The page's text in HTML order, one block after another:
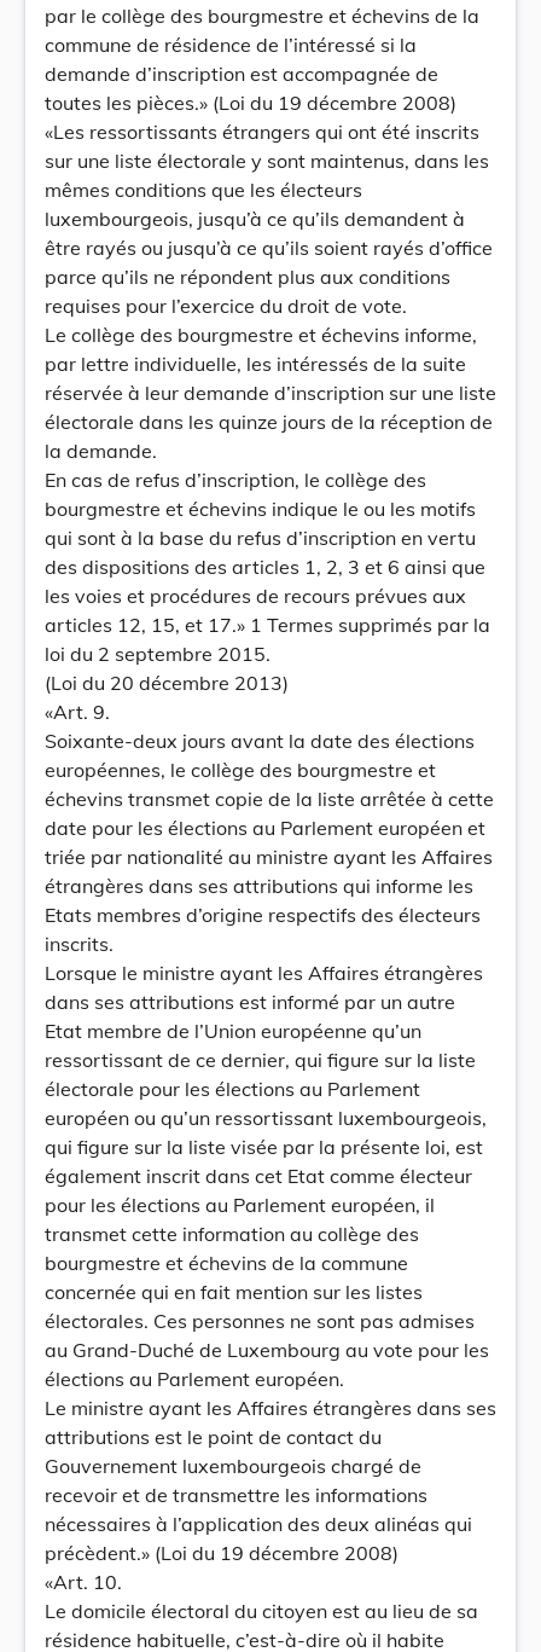
par le collège des bourgmestre et échevins de la
commune de résidence de l’intéressé si la
demande d’inscription est accompagnée de
toutes les pièces.» (Loi du 19 décembre 2008)
«Les ressortissants étrangers qui ont été inscrits
sur une liste électorale y sont maintenus, dans les
mêmes conditions que les électeurs
luxembourgeois, jusqu’à ce qu’ils demandent à
être rayés ou jusqu’à ce qu’ils soient rayés d’office
parce qu’ils ne répondent plus aux conditions
requises pour l’exercice du droit de vote.
Le collège des bourgmestre et échevins informe,
par lettre individuelle, les intéressés de la suite
réservée à leur demande d’inscription sur une liste
électorale dans les quinze jours de la réception de
la demande.
En cas de refus d’inscription, le collège des
bourgmestre et échevins indique le ou les motifs
qui sont à la base du refus d’inscription en vertu
des dispositions des articles 1, 2, 3 et 6 ainsi que
les voies et procédures de recours prévues aux
articles 12, 15, et 17.» 1 Termes supprimés par la
loi du 2 septembre 2015.
(Loi du 20 décembre 2013)
«Art. 9.
Soixante-deux jours avant la date des élections
européennes, le collège des bourgmestre et
échevins transmet copie de la liste arrêtée à cette
date pour les élections au Parlement européen et
triée par nationalité au ministre ayant les Affaires
étrangères dans ses attributions qui informe les
Etats membres d’origine respectifs des électeurs
inscrits.
Lorsque le ministre ayant les Affaires étrangères
dans ses attributions est informé par un autre
Etat membre de l’Union européenne qu’un
ressortissant de ce dernier, qui figure sur la liste
électorale pour les élections au Parlement
européen ou qu’un ressortissant luxembourgeois,
qui figure sur la liste visée par la présente loi, est
également inscrit dans cet Etat comme électeur
pour les élections au Parlement européen, il
transmet cette information au collège des
bourgmestre et échevins de la commune
concernée qui en fait mention sur les listes
électorales. Ces personnes ne sont pas admises
au Grand-Duché de Luxembourg au vote pour les
élections au Parlement européen.
Le ministre ayant les Affaires étrangères dans ses
attributions est le point de contact du
Gouvernement luxembourgeois chargé de
recevoir et de transmettre les informations
nécessaires à l’application des deux alinéas qui
précèdent.» (Loi du 19 décembre 2008)
«Art. 10.
Le domicile électoral du citoyen est au lieu de sa
résidence habituelle, c’est-à-dire où il habite